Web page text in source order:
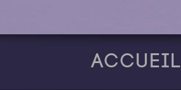
Accueil